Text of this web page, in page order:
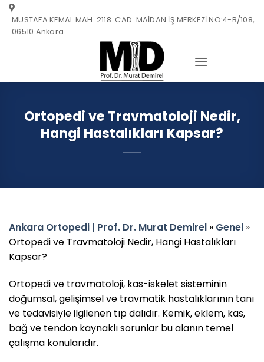
Skip
content
MUSTAFA KEMAL MAH. 2118. CAD. MAİDAN İŞ MERKEZİ NO:4-B/108,
06510 Ankara
Ortopedi ve Travmatoloji Nedir,
Hangi Hastalıkları Kapsar?
Ankara Ortopedi | Prof. Dr. Murat Demirel » Genel »
Ortopedi ve Travmatoloji Nedir, Hangi Hastalıkları
Kapsar?
Ortopedi ve travmatoloji, kas-iskelet sisteminin
doğumsal, gelişimsel ve travmatik hastalıklarının tanı
ve tedavisiyle ilgilenen tıp dalıdır. Kemik, eklem, kas,
bağ ve tendon kaynaklı sorunlar bu alanın temel
çalışma konularıdır.